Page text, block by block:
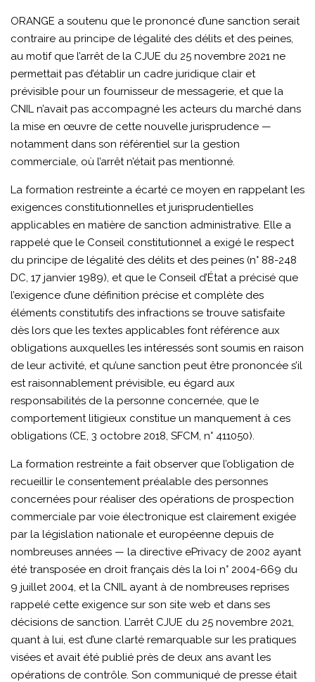
ORANGE a soutenu que le prononcé d’une sanction serait
contraire au principe de légalité des délits et des peines,
au motif que l’arrêt de la CJUE du 25 novembre 2021 ne
permettait pas d’établir un cadre juridique clair et
prévisible pour un fournisseur de messagerie, et que la
CNIL n’avait pas accompagné les acteurs du marché dans
la mise en œuvre de cette nouvelle jurisprudence —
notamment dans son référentiel sur la gestion
commerciale, où l’arrêt n’était pas mentionné.
La formation restreinte a écarté ce moyen en rappelant les
exigences constitutionnelles et jurisprudentielles
applicables en matière de sanction administrative. Elle a
rappelé que le Conseil constitutionnel a exigé le respect
du principe de légalité des délits et des peines (n° 88-248
DC, 17 janvier 1989), et que le Conseil d’État a précisé que
l’exigence d’une définition précise et complète des
éléments constitutifs des infractions se trouve satisfaite
dès lors que les textes applicables font référence aux
obligations auxquelles les intéressés sont soumis en raison
de leur activité, et qu’une sanction peut être prononcée s’il
est raisonnablement prévisible, eu égard aux
responsabilités de la personne concernée, que le
comportement litigieux constitue un manquement à ces
obligations (CE, 3 octobre 2018, SFCM, n° 411050).
La formation restreinte a fait observer que l’obligation de
recueillir le consentement préalable des personnes
concernées pour réaliser des opérations de prospection
commerciale par voie électronique est clairement exigée
par la législation nationale et européenne depuis de
nombreuses années — la directive ePrivacy de 2002 ayant
été transposée en droit français dès la loi n° 2004-669 du
9 juillet 2004, et la CNIL ayant à de nombreuses reprises
rappelé cette exigence sur son site web et dans ses
décisions de sanction. L’arrêt CJUE du 25 novembre 2021,
quant à lui, est d’une clarté remarquable sur les pratiques
visées et avait été publié près de deux ans avant les
opérations de contrôle. Son communiqué de presse était